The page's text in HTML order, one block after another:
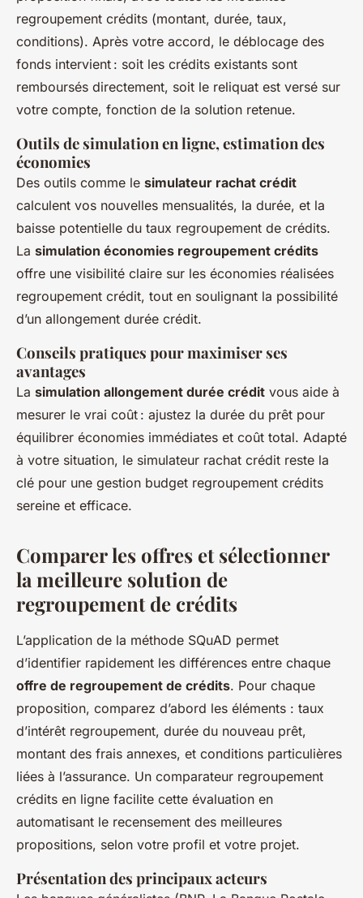
regroupement crédits (montant, durée, taux,
conditions). Après votre accord, le déblocage des
fonds intervient : soit les crédits existants sont
remboursés directement, soit le reliquat est versé sur
votre compte, fonction de la solution retenue.
Outils de simulation en ligne, estimation des
économies
Des outils comme le simulateur rachat crédit
calculent vos nouvelles mensualités, la durée, et la
baisse potentielle du taux regroupement de crédits.
La simulation économies regroupement crédits
offre une visibilité claire sur les économies réalisées
regroupement crédit, tout en soulignant la possibilité
d’un allongement durée crédit.
Conseils pratiques pour maximiser ses
avantages
La simulation allongement durée crédit vous aide à
mesurer le vrai coût : ajustez la durée du prêt pour
équilibrer économies immédiates et coût total. Adapté
à votre situation, le simulateur rachat crédit reste la
clé pour une gestion budget regroupement crédits
sereine et efficace.
Comparer les offres et sélectionner
la meilleure solution de
regroupement de crédits
L’application de la méthode SQuAD permet
d’identifier rapidement les différences entre chaque
offre de regroupement de crédits. Pour chaque
proposition, comparez d’abord les éléments : taux
d’intérêt regroupement, durée du nouveau prêt,
montant des frais annexes, et conditions particulières
liées à l’assurance. Un comparateur regroupement
crédits en ligne facilite cette évaluation en
automatisant le recensement des meilleures
propositions, selon votre profil et votre projet.
Présentation des principaux acteurs